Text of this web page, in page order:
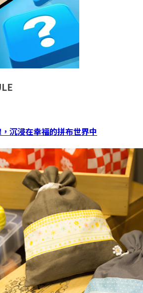
，沉浸在幸福的拼布世界中